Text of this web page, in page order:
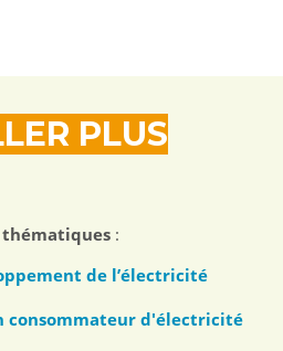
PLUS
thématiques :
de l’électricité
consommateur d'électricité